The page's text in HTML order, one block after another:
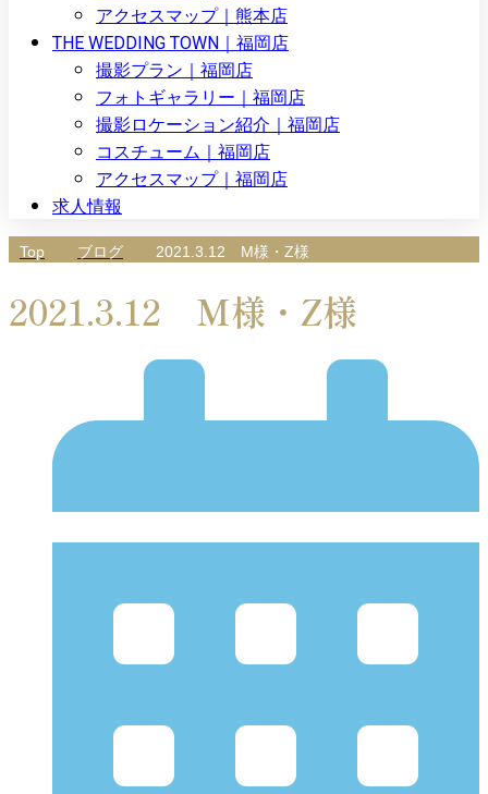
アクセスマップ｜熊本店
THE WEDDING TOWN｜福岡店
撮影プラン｜福岡店
フォトギャラリー｜福岡店
撮影ロケーション紹介｜福岡店
コスチューム｜福岡店
アクセスマップ｜福岡店
求人情報
Top ブログ 2021.3.12 M様・Z様
2021.3.12 M様・Z様